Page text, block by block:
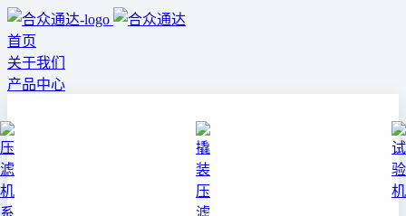
首页
关于我们
产品中心